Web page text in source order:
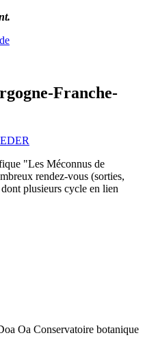
Franche-
"Les Méconnus de
rendez-vous (sorties,
plusieurs cycle en lien